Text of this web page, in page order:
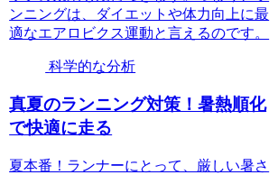
ンニングは、ダイエットや体力向上に最
適なエアロビクス運動と言えるのです。
科学的な分析
真夏のランニング対策！暑熱順化
で快適に走る
夏本番！ランナーにとって、厳しい暑さ